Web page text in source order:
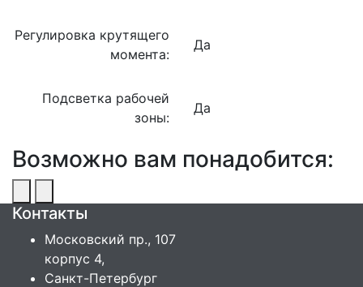
Регулировка крутящего
момента:
Да
Подсветка рабочей
зоны:
Да
Возможно вам понадобится:
Контакты
Московский пр., 107
корпус 4,
Санкт-Петербург